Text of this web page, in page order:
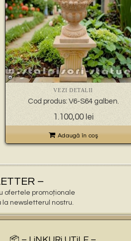
VEZI DETALII
Cod produs: V6-S64 galben.
1.100,00 lei
Adaugă în coş
–
ofertele promoționale
newsletterul nostru.